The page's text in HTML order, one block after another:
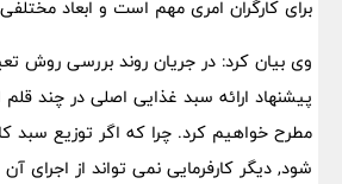
برای کارگران امری مهم است و ابعاد مختلفی
وی بیان کرد: در جریان روند بررسی روش
پیشنهاد ارائه سبد غذایی اصلی در چند قلم
مطرح خواهیم کرد. چرا که اگر توزیع سبد
شود, دیگر کارفرمایی نمی تواند از اجرای